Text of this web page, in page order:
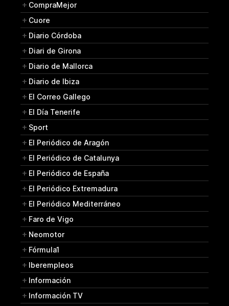
CompraMejor
Cuore
Diario Córdoba
Diari de Girona
Diario de Mallorca
Diario de Ibiza
El Correo Gallego
El Día Tenerife
Sport
El Periódico de Aragón
El Periódico de Catalunya
El Periódico de España
El Periódico Extremadura
El Periódico Mediterráneo
Faro de Vigo
Neomotor
Fórmula1
Iberempleos
Información
Información TV